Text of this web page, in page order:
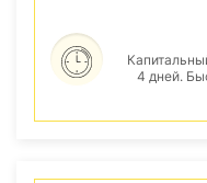
4 дней.